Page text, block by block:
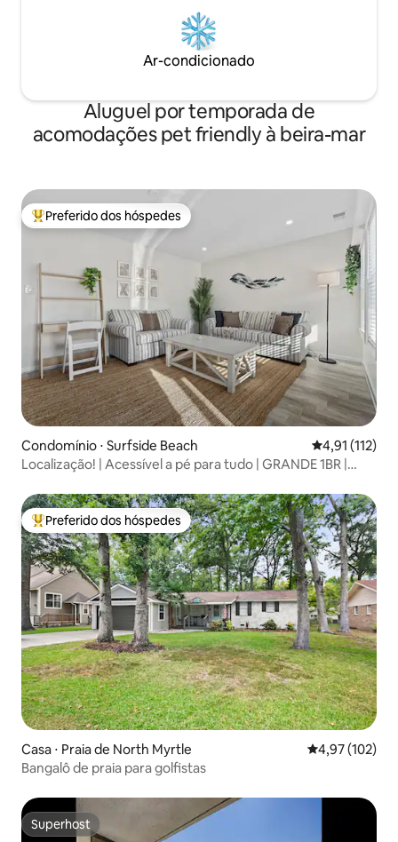
Ar-condicionado
Aluguel por temporada de
acomodações pet friendly à beira-mar
Entre os melhores preferidos dos hóspedes
Preferido dos hóspedes
Condomínio ⋅ Surfside Beach 4,91 de uma
4,91 (112)
Localização! | Acessível a pé para tudo | GRANDE 1BR |
Entre os melhores preferidos dos hóspedes
Preferido dos hóspedes
Casa ⋅ Praia de North Myrtle 4,97 de uma
4,97 (102)
Bangalô de praia para golfistas
Superhost
Superhost